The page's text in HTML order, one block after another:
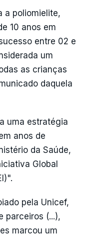
a poliomielite,
10 anos em
entre 02 e
um
as crianças
daquela
uma estratégia
anos de
da Saúde,
Global
pela Unicef,
parceiros (...),
marcou um